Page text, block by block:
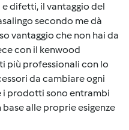
difetti, il vantaggio del
secondo me dà
vantaggio che non hai da
con il kenwood
più professionali con lo
da cambiare ogni
i prodotti sono entrambi
alle proprie esigenze